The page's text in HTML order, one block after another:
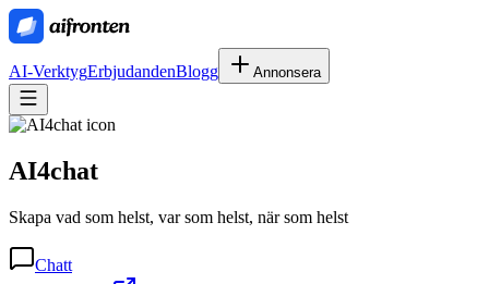
AI-VerktygErbjudandenBlogg Annonsera
AI4chat
Skapa vad som helst, var som helst, när som helst
Chatt